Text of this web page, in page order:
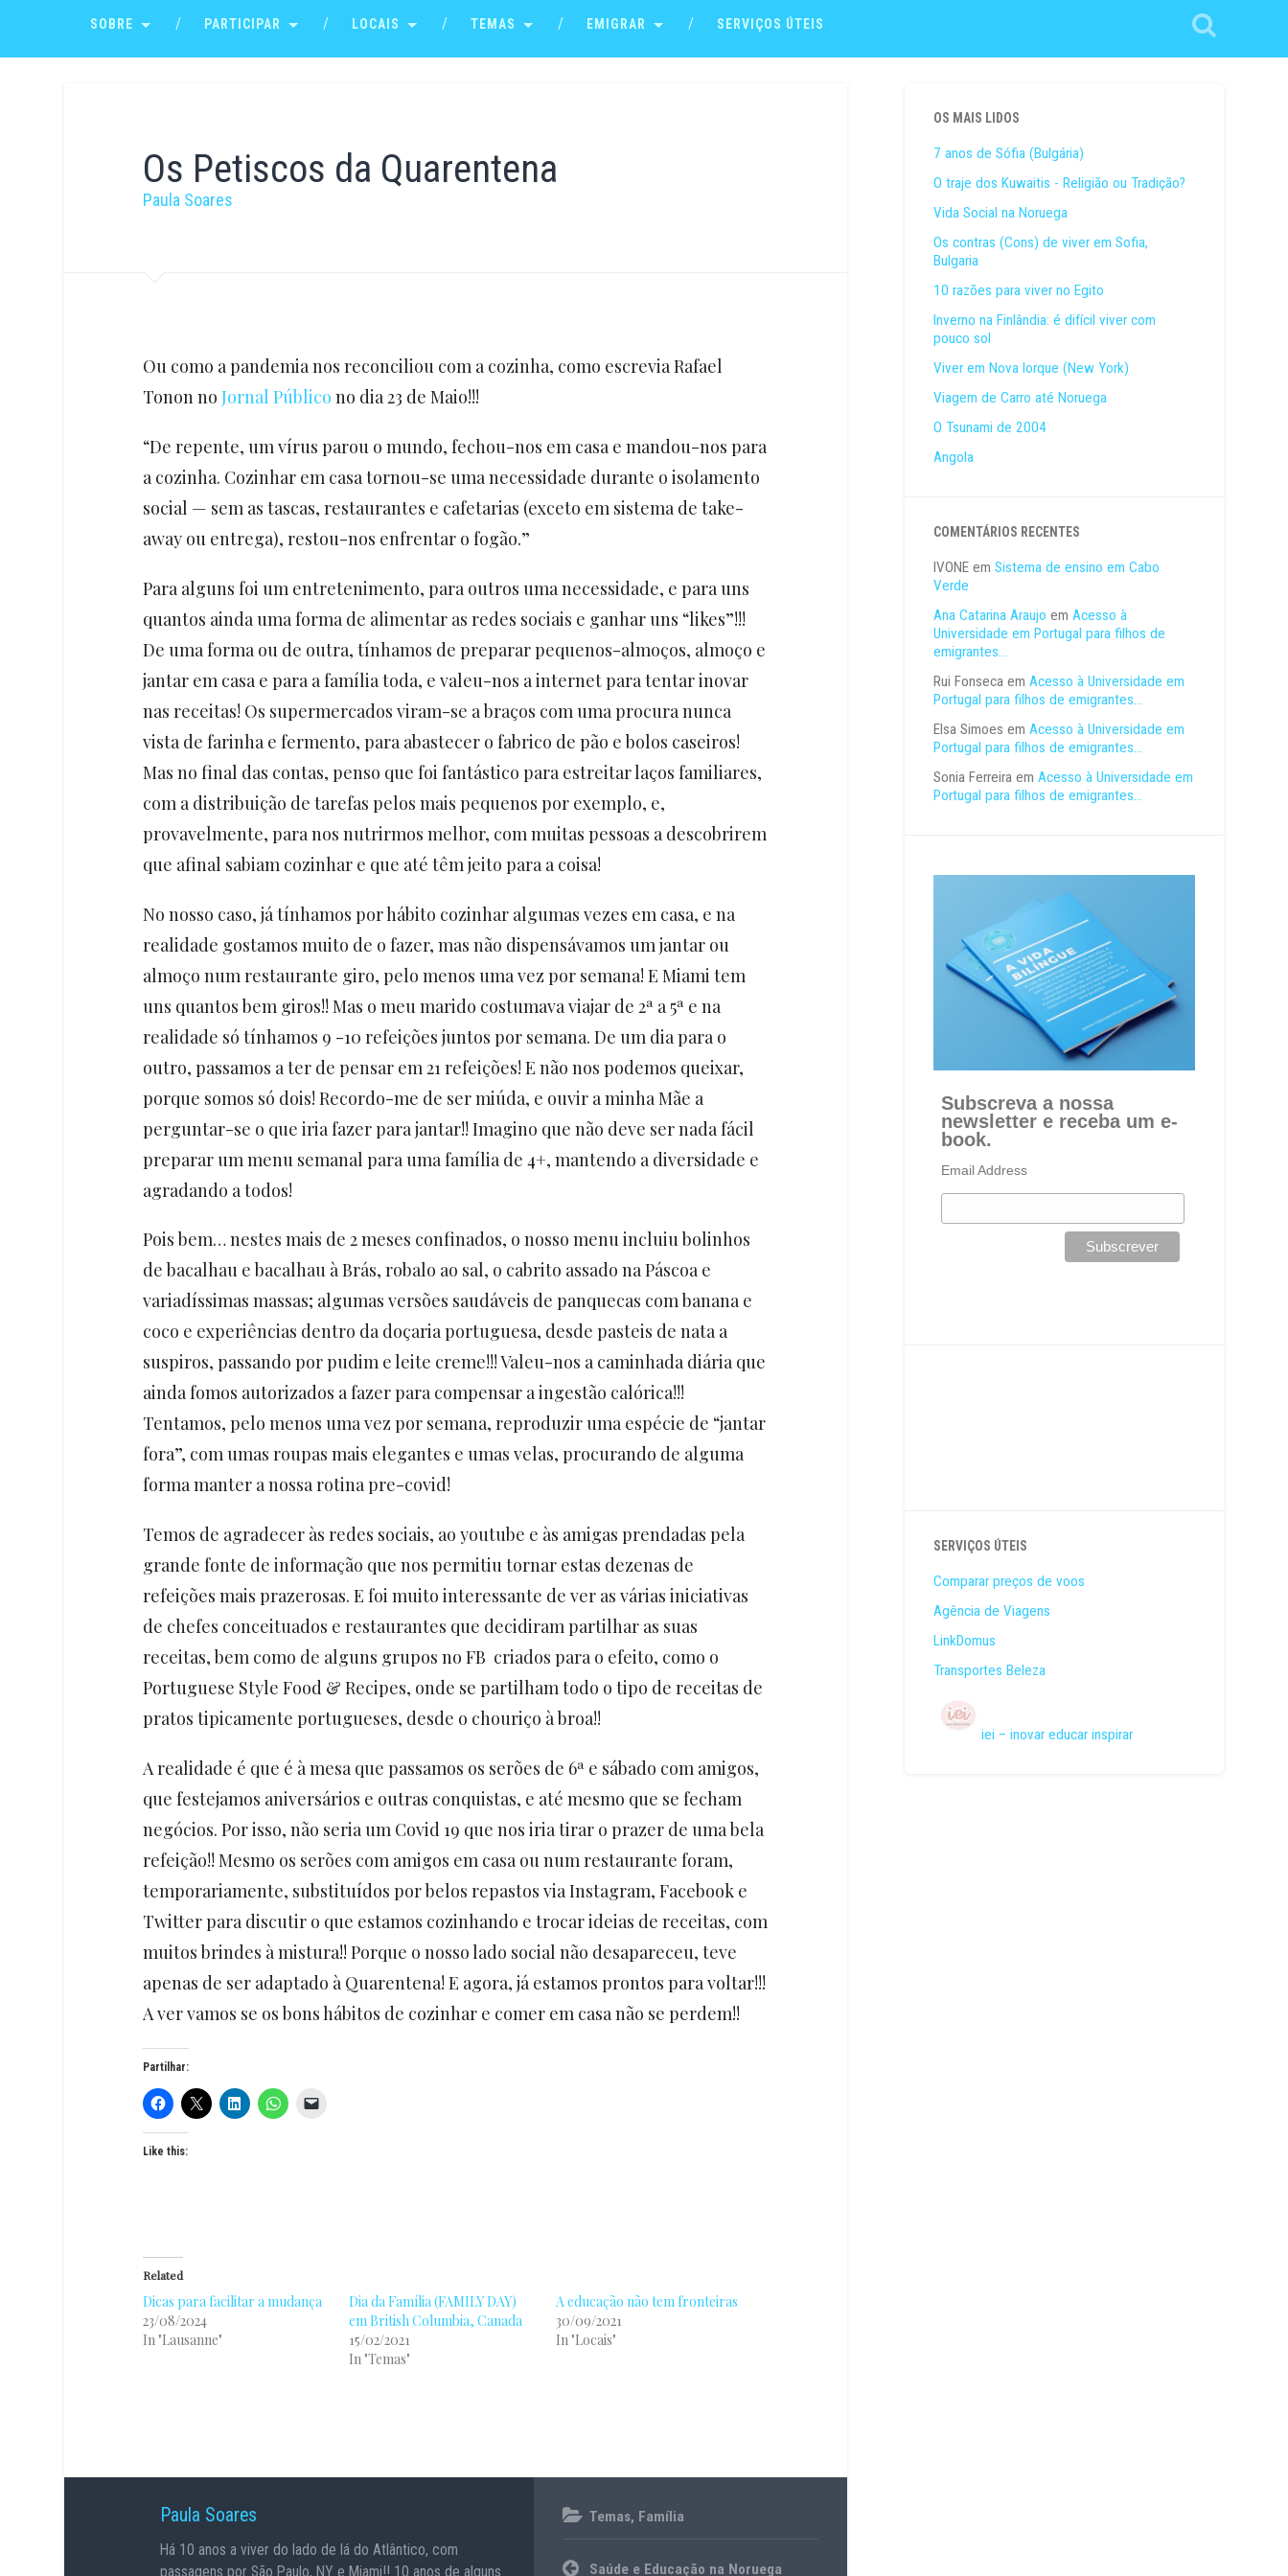
SOBRE PARTICIPAR LOCAIS TEMAS EMIGRAR SERVIÇOS ÚTEIS
Os Petiscos da Quarentena
Paula Soares
Ou como a pandemia nos reconciliou com a cozinha, como escrevia Rafael
Tonon no Jornal Público no dia 23 de Maio!!!
“De repente, um vírus parou o mundo, fechou-nos em casa e mandou-nos para
a cozinha. Cozinhar em casa tornou-se uma necessidade durante o isolamento
social — sem as tascas, restaurantes e cafetarias (exceto em sistema de take-
away ou entrega), restou-nos enfrentar o fogão.”
Para alguns foi um entretenimento, para outros uma necessidade, e para uns
quantos ainda uma forma de alimentar as redes sociais e ganhar uns “likes”!!!
De uma forma ou de outra, tínhamos de preparar pequenos-almoços, almoço e
jantar em casa e para a família toda, e valeu-nos a internet para tentar inovar
nas receitas! Os supermercados viram-se a braços com uma procura nunca
vista de farinha e fermento, para abastecer o fabrico de pão e bolos caseiros!
Mas no final das contas, penso que foi fantástico para estreitar laços familiares,
com a distribuição de tarefas pelos mais pequenos por exemplo, e,
provavelmente, para nos nutrirmos melhor, com muitas pessoas a descobrirem
que afinal sabiam cozinhar e que até têm jeito para a coisa!
No nosso caso, já tínhamos por hábito cozinhar algumas vezes em casa, e na
realidade gostamos muito de o fazer, mas não dispensávamos um jantar ou
almoço num restaurante giro, pelo menos uma vez por semana! E Miami tem
uns quantos bem giros!! Mas o meu marido costumava viajar de 2ª a 5ª e na
realidade só tínhamos 9 -10 refeições juntos por semana. De um dia para o
outro, passamos a ter de pensar em 21 refeições! E não nos podemos queixar,
porque somos só dois! Recordo-me de ser miúda, e ouvir a minha Mãe a
perguntar-se o que iria fazer para jantar!! Imagino que não deve ser nada fácil
preparar um menu semanal para uma família de 4+, mantendo a diversidade e
agradando a todos!
Pois bem… nestes mais de 2 meses confinados, o nosso menu incluiu bolinhos
de bacalhau e bacalhau à Brás, robalo ao sal, o cabrito assado na Páscoa e
variadíssimas massas; algumas versões saudáveis de panquecas com banana e
coco e experiências dentro da doçaria portuguesa, desde pasteis de nata a
suspiros, passando por pudim e leite creme!!! Valeu-nos a caminhada diária que
ainda fomos autorizados a fazer para compensar a ingestão calórica!!!
Tentamos, pelo menos uma vez por semana, reproduzir uma espécie de “jantar
fora”, com umas roupas mais elegantes e umas velas, procurando de alguma
forma manter a nossa rotina pre-covid!
Temos de agradecer às redes sociais, ao youtube e às amigas prendadas pela
grande fonte de informação que nos permitiu tornar estas dezenas de
refeições mais prazerosas. E foi muito interessante de ver as várias iniciativas
de chefes conceituados e restaurantes que decidiram partilhar as suas
receitas, bem como de alguns grupos no FB criados para o efeito, como o
Portuguese Style Food & Recipes, onde se partilham todo o tipo de receitas de
pratos tipicamente portugueses, desde o chouriço à broa!!
A realidade é que é à mesa que passamos os serões de 6ª e sábado com amigos,
que festejamos aniversários e outras conquistas, e até mesmo que se fecham
negócios. Por isso, não seria um Covid 19 que nos iria tirar o prazer de uma bela
refeição!! Mesmo os serões com amigos em casa ou num restaurante foram,
temporariamente, substituídos por belos repastos via Instagram, Facebook e
Twitter para discutir o que estamos cozinhando e trocar ideias de receitas, com
muitos brindes à mistura!! Porque o nosso lado social não desapareceu, teve
apenas de ser adaptado à Quarentena! E agora, já estamos prontos para voltar!!!
A ver vamos se os bons hábitos de cozinhar e comer em casa não se perdem!!
Partilhar:
Like this:
Related
Dicas para facilitar a mudança
23/08/2024
In "Lausanne"
Dia da Família (FAMILY DAY)
em British Columbia, Canada
15/02/2021
In "Temas"
A educação não tem fronteiras
30/09/2021
In "Locais"
Paula Soares
Há 10 anos a viver do lado de lá do Atlântico, com
passagens por São Paulo, NY e Miami!! 10 anos de alguns
08/06/2020
Temas, Família
fogão,
Navegação
Saúde e Educação na Noruega
OS MAIS LIDOS
7 anos de Sófia (Bulgária)
O traje dos Kuwaitis - Religião ou Tradição?
Vida Social na Noruega
Os contras (Cons) de viver em Sofia,
Bulgaria
10 razões para viver no Egito
Inverno na Finlândia: é difícil viver com
pouco sol
Viver em Nova Iorque (New York)
Viagem de Carro até Noruega
O Tsunami de 2004
Angola
COMENTÁRIOS RECENTES
IVONE emSistema de ensino em Cabo
Verde
Ana Catarina Araujo emAcesso à
Universidade em Portugal para filhos de
emigrantes…
Rui Fonseca emAcesso à Universidade em
Portugal para filhos de emigrantes…
Elsa Simoes emAcesso à Universidade em
Portugal para filhos de emigrantes…
Sonia Ferreira emAcesso à Universidade em
Portugal para filhos de emigrantes…
Subscreva a nossa
newsletter e receba um e-
book.
Email Address
SERVIÇOS ÚTEIS
Comparar preços de voos
Agência de Viagens
LinkDomus
Transportes Beleza
iei – inovar educar inspirar